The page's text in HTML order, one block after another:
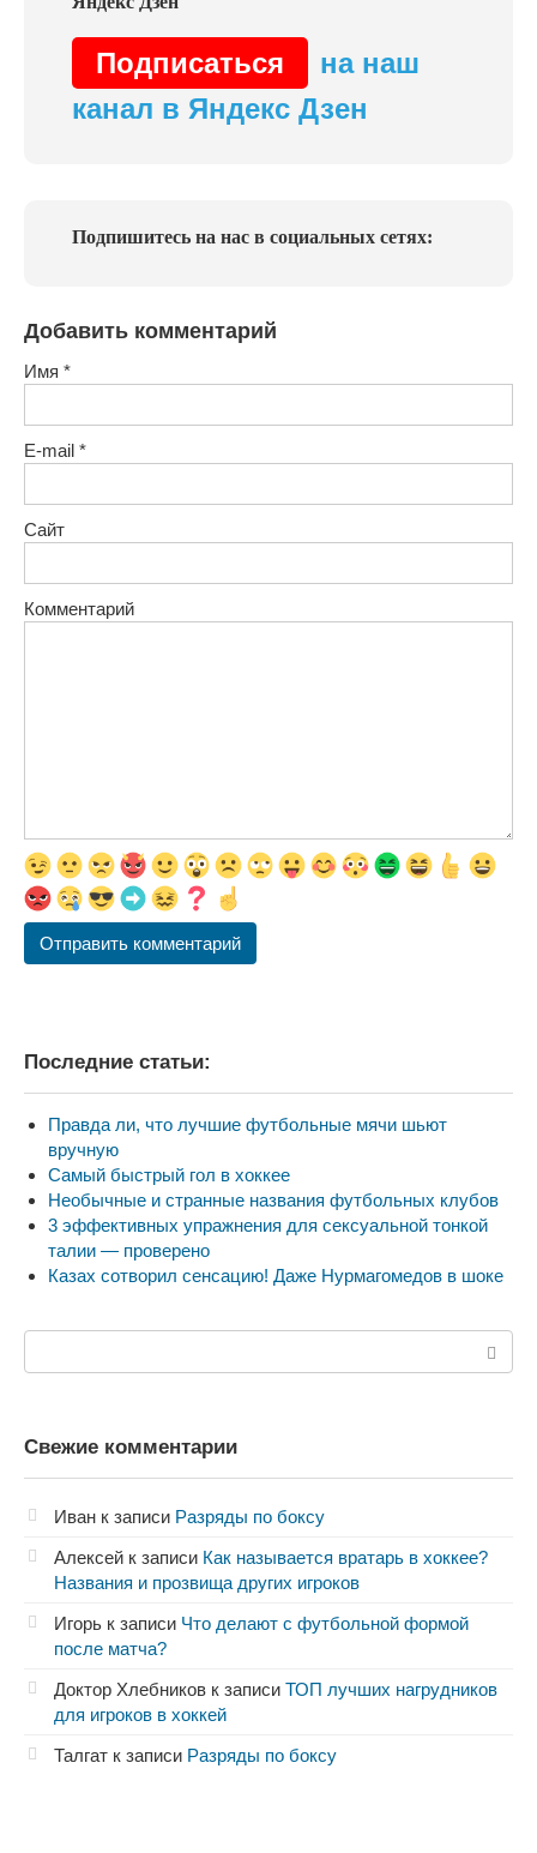
Подписаться
на наш
канал в Яндекс Дзен
Подпишитесь на нас в социальных сетях:
Добавить комментарий
Имя *
E-mail *
Сайт
Комментарий
Последние статьи:
Правда ли, что лучшие футбольные мячи шьют
вручную
Самый быстрый гол в хоккее
Необычные и странные названия футбольных клубов
3 эффективных упражнения для сексуальной тонкой
талии — проверено
Казах сотворил сенсацию! Даже Нурмагомедов в шоке
Свежие комментарии
Иван к записи Разряды по боксу
Алексей к записи Как называется вратарь в хоккее?
Названия и прозвища других игроков
Игорь к записи Что делают с футбольной формой
после матча?
Доктор Хлебников к записи ТОП лучших нагрудников
для игроков в хоккей
Талгат к записи Разряды по боксу